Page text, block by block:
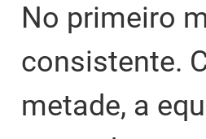
No primeiro
consistente.
metade, a